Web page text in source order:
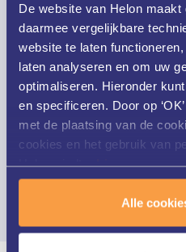
De website van Helon
daarmee vergelijkbare
website te laten
laten analyseren en om uw
optimaliseren. Hieronder
en specificeren. Door op
met de plaatsing van de
cookies en het gebruik van
Helon vindt uhier.
Alle
Wij nemen de tijd